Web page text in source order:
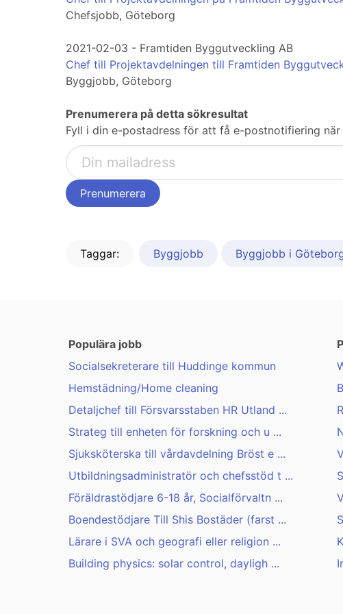
Chefsjobb, Göteborg
2021-02-03 - Framtiden Byggutveckling AB
Chef till Projektavdelningen till Framtiden
Byggjobb, Göteborg
Prenumerera på detta sökresultat
Fyll i din e-postadress för att få e-postnotifiering
Taggar: Byggjobb Byggjobb i
Populära jobb
Socialsekreterare till Huddinge kommun
Hemstädning/Home cleaning
Detaljchef till Försvarsstaben HR Utland ...
Strateg till enheten för forskning och u ...
Sjuksköterska till vårdavdelning Bröst e ...
Utbildningsadministratör och chefsstöd t ...
Föräldrastödjare 6-18 år, Socialförvaltn ...
Boendestödjare Till Shis Bostäder (farst ...
Lärare i SVA och geografi eller religion ...
Building physics: solar control, dayligh ...